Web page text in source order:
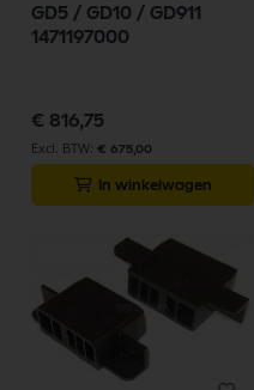
GD5 / GD10 / GD911
1471197000
€ 816,75
€ 675,00
In winkelwagen